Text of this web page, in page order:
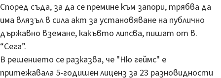
Според съда, за да се премине към запори, трябва да
има влязъл в сила акт за установяване на публично
държавно вземане, какъвто липсва, пишат от в.
“Сега”.
В решението се разказва, че "Ню геймс" е
притежавала 5-годишен лиценз за 23 разновидности